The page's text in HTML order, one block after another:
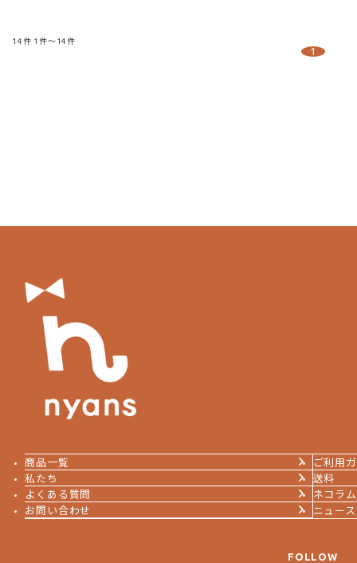
14件 1件～14件
1
商品一覧
ご利用
私たち
送料
よくある質問
ネコラム
お問い合わせ
ニュース
FOLLOW